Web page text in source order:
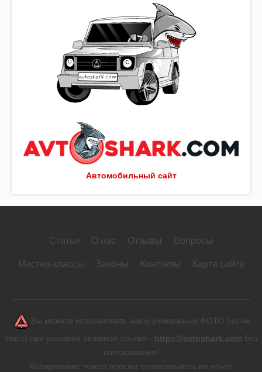
Автомобильный сайт
Статьи О нас Отзывы Вопросы
Мастер-классы Законы Контакты Карта сайта
Вы можете использовать наши уникальные ФОТО (но не
текст) при указании активной ссылки - https://avtoshark.com без
согласования!
Копирование текста просим согласовывать по почте